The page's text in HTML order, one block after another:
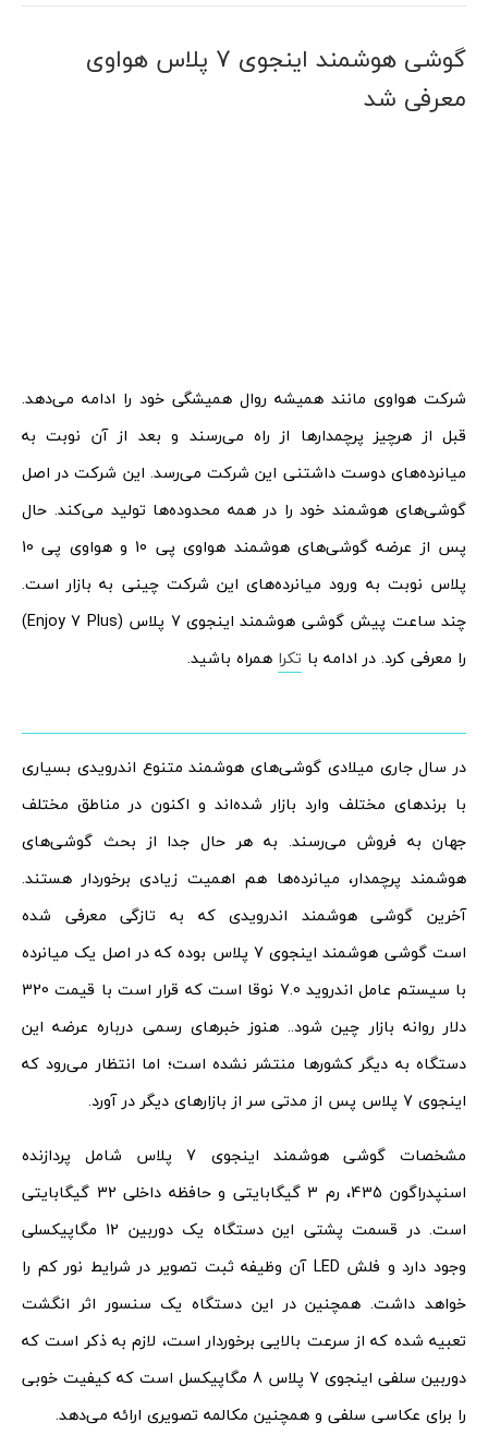
گوشی هوشمند اینجوی 7 پلاس هواوی
معرفی شد
شرکت هواوی مانند همیشه روال همیشگی خود را ادامه می‌دهد.
قبل از هرچیز پرچمدارها از راه می‌رسند و بعد از آن نوبت به
میانرده‌های دوست داشتنی این شرکت می‌رسد. این شرکت در اصل
گوشی‌های هوشمند خود را در همه محدوده‌ها تولید می‌کند. حال
پس از عرضه گوشی‌های هوشمند هواوی پی 10 و هواوی پی 10
پلاس نوبت به ورود میانرده‌های این شرکت چینی به بازار است.
چند ساعت پیش گوشی هوشمند اینجوی 7 پلاس (Enjoy 7 Plus)
را معرفی کرد. در ادامه با تکرا همراه باشید.
در سال جاری میلادی گوشی‌های هوشمند متنوع اندرویدی بسیاری
با برندهای مختلف وارد بازار شده‌اند و اکنون در مناطق مختلف
جهان به فروش می‌رسند. به هر حال جدا از بحث گوشی‌های
هوشمند پرچمدار، میانرده‌ها هم اهمیت زیادی برخوردار هستند.
آخرین گوشی هوشمند اندرویدی که به تازگی معرفی شده
است گوشی هوشمند اینجوی 7 پلاس بوده که در اصل یک میانرده
با سیستم عامل اندروید 7.0 نوقا است که قرار است با قیمت 320
دلار روانه بازار چین شود.. هنوز خبرهای رسمی درباره عرضه این
دستگاه به دیگر کشورها منتشر نشده است؛ اما انتظار می‌رود که
اینجوی 7 پلاس پس از مدتی سر از بازارهای دیگر در آورد.
مشخصات گوشی هوشمند اینجوی 7 پلاس شامل پردازنده
اسنپدراگون 435، رم 3 گیگابایتی و حافظه داخلی 32 گیگابایتی
است. در قسمت پشتی این دستگاه یک دوربین 12 مگاپیکسلی
وجود دارد و فلش LED آن وظیفه ثبت تصویر در شرایط نور کم را
خواهد داشت. همچنین در این دستگاه یک سنسور اثر انگشت
تعبیه شده که از سرعت بالایی برخوردار است، لازم به ذکر است که
دوربین سلفی اینجوی 7 پلاس 8 مگاپیکسل است که کیفیت خوبی
را برای عکاسی سلفی و همچنین مکالمه تصویری ارائه می‌دهد.